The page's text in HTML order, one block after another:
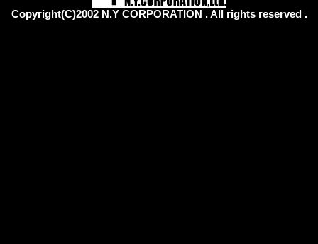
Copyright(C)2002 N.Y CORPORATION . All rights reserved .